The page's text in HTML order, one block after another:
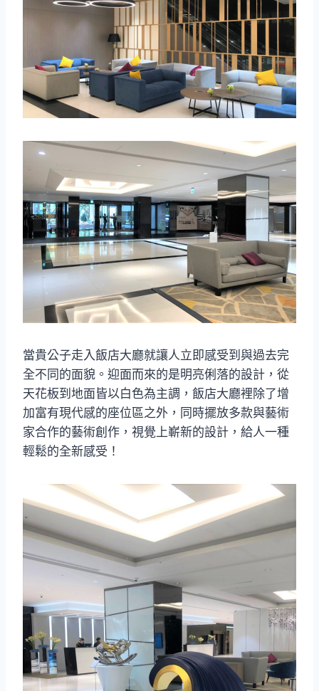
當貴公子走入飯店大廳就讓人立即感受到與過去完
全不同的面貌。迎面而來的是明亮俐落的設計，從
天花板到地面皆以白色為主調，飯店大廳裡除了增
加富有現代感的座位區之外，同時擺放多款與藝術
家合作的藝術創作，視覺上嶄新的設計，給人一種
輕鬆的全新感受！